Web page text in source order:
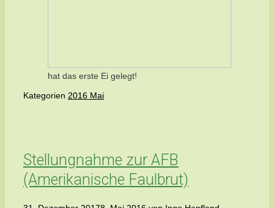
hat das erste Ei gelegt!
Kategorien 2016 Mai
Stellungnahme zur AFB
(Amerikanische Faulbrut)